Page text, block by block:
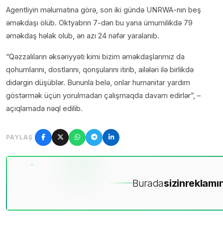
Agentliyin məlumatına görə, son iki gündə UNRWA-nın beş
əməkdaşı ölüb. Oktyabrın 7-dən bu yana ümumilikdə 79
əməkdaş həlak olub, ən azı 24 nəfər yaralanıb.
“Qəzzalıların əksəriyyəti kimi bizim əməkdaşlarımız da
qohumlarını, dostlarını, qonşularını itirib, ailələri ilə birlikdə
didərgin düşüblər. Bununla belə, onlar humanitar yardım
göstərmək üçün yorulmadan çalışmaqda davam edirlər”, –
açıqlamada nəql edilib.
PAYLAŞ
Buradasizin